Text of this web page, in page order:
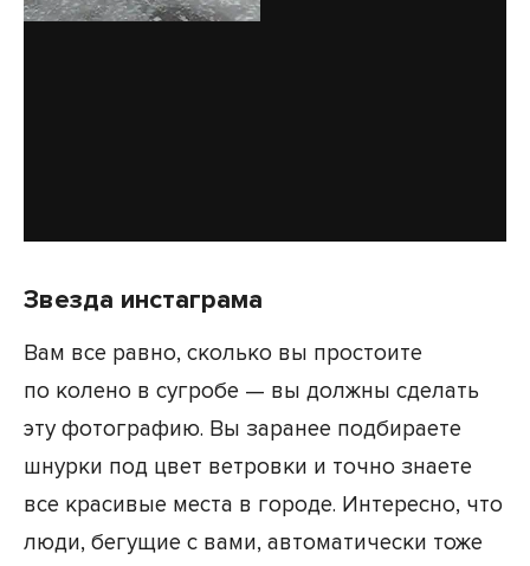
Звезда инстаграма
Вам все равно, сколько вы простоите
по колено в сугробе — вы должны сделать
эту фотографию. Вы заранее подбираете
шнурки под цвет ветровки и точно знаете
все красивые места в городе. Интересно, что
люди, бегущие с вами, автоматически тоже